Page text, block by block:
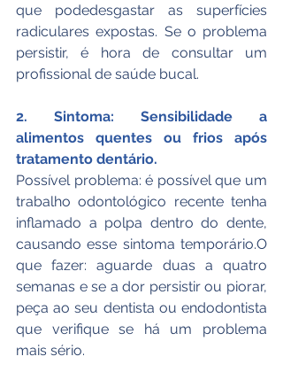
que podedesgastar as superfícies
radiculares expostas. Se o problema
persistir, é hora de consultar um
profissional de saúde bucal.
2. Sintoma: Sensibilidade a
alimentos quentes ou frios após
tratamento dentário.
Possível problema: é possível que um
trabalho odontológico recente tenha
inflamado a polpa dentro do dente,
causando esse sintoma temporário.O
que fazer: aguarde duas a quatro
semanas e se a dor persistir ou piorar,
peça ao seu dentista ou endodontista
que verifique se há um problema
mais sério.